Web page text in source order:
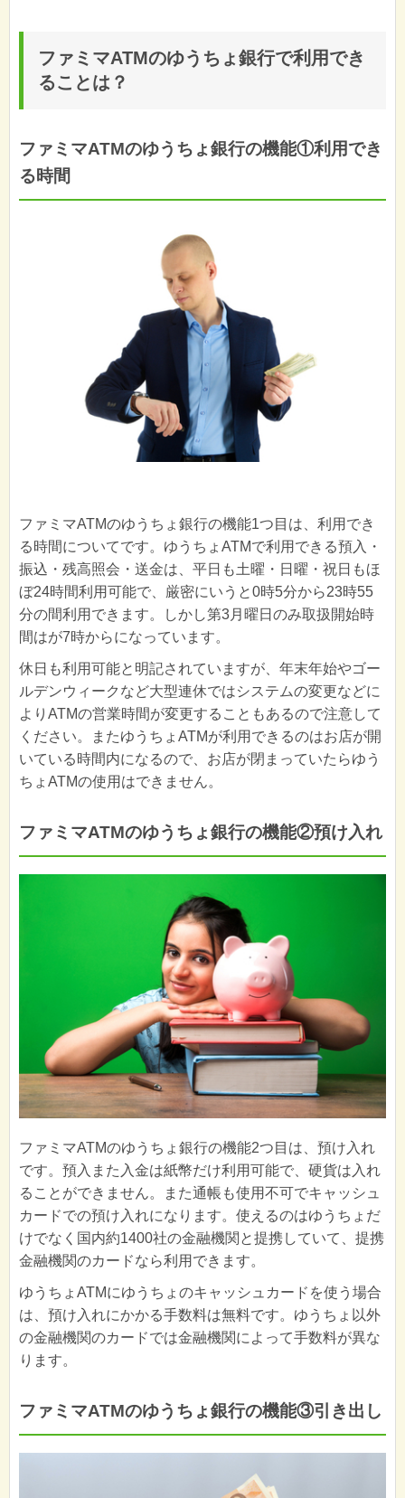
ファミマATMのゆうちょ銀行で利用でき
ることは？
ファミマATMのゆうちょ銀行の機能①利用でき
る時間
ファミマATMのゆうちょ銀行の機能1つ目は、利用でき
る時間についてです。ゆうちょATMで利用できる預入・
振込・残高照会・送金は、平日も土曜・日曜・祝日もほ
ぼ24時間利用可能で、厳密にいうと0時5分から23時55
分の間利用できます。しかし第3月曜日のみ取扱開始時
間はが7時からになっています。
休日も利用可能と明記されていますが、年末年始やゴー
ルデンウィークなど大型連休ではシステムの変更などに
よりATMの営業時間が変更することもあるので注意して
ください。またゆうちょATMが利用できるのはお店が開
いている時間内になるので、お店が閉まっていたらゆう
ちょATMの使用はできません。
ファミマATMのゆうちょ銀行の機能②預け入れ
ファミマATMのゆうちょ銀行の機能2つ目は、預け入れ
です。預入また入金は紙幣だけ利用可能で、硬貨は入れ
ることができません。また通帳も使用不可でキャッシュ
カードでの預け入れになります。使えるのはゆうちょだ
けでなく国内約1400社の金融機関と提携していて、提携
金融機関のカードなら利用できます。
ゆうちょATMにゆうちょのキャッシュカードを使う場合
は、預け入れにかかる手数料は無料です。ゆうちょ以外
の金融機関のカードでは金融機関によって手数料が異な
ります。
ファミマATMのゆうちょ銀行の機能③引き出し